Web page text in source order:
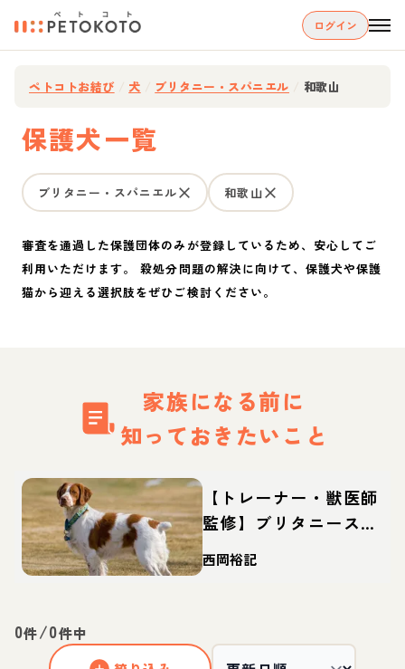
ログイン
ペトコトお結び 犬 ブリタニー・スパニエル 和歌山
保護犬一覧
ブリタニー・スパニエル 和歌山
審査を通過した保護団体のみが登録しているため、安心してご
利用いただけます。 殺処分問題の解決に向けて、保護犬や保護
猫から迎える選択肢をぜひご検討ください。
家族になる前に
知っておきたいこと
【トレーナー・獣医師
監修】ブリタニースパ
ニエルってどんな犬？
性格・特徴・育て方・
西岡裕記
0件/0件中